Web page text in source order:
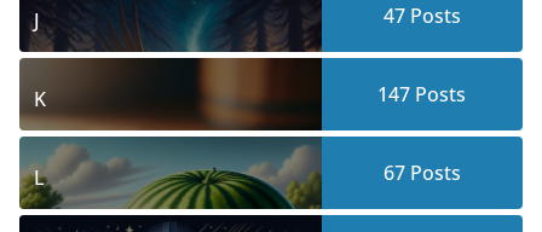
J 47Posts
K 147 Posts
L 67Posts